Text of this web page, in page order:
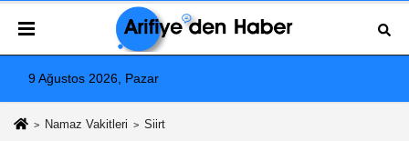
9 Ağustos 2026, Pazar
Namaz Vakitleri Siirt